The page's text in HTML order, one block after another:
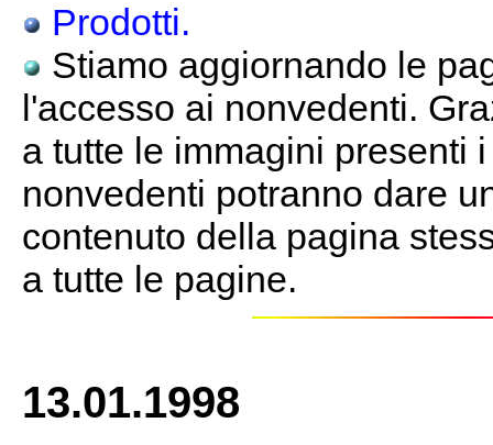
Prodotti.
Stiamo aggiornando le
l'accesso ai nonvedenti.
a tutte le immagini presenti
nonvedenti potranno dare
contenuto della pagina
a tutte le pagine.
13.01.1998